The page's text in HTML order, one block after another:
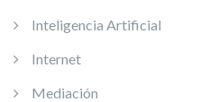
Inteligencia Artificial
Internet
Mediación